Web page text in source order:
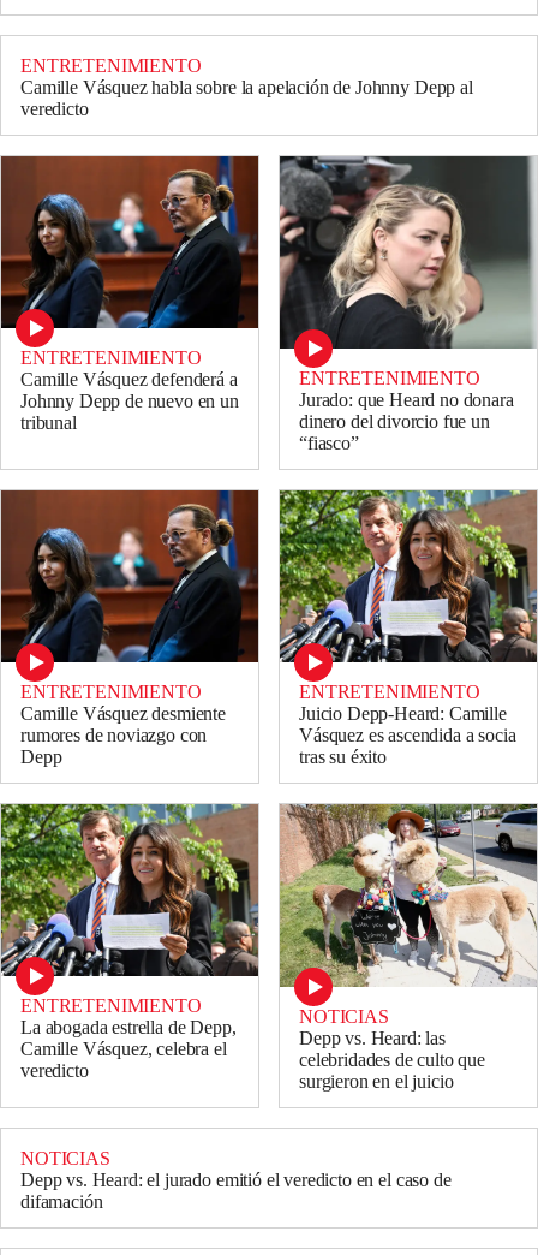
ENTRETENIMIENTO
Camille Vásquez habla sobre la apelación de Johnny Depp al
veredicto
ENTRETENIMIENTO
Camille Vásquez defenderá a
Johnny Depp de nuevo en un
tribunal
ENTRETENIMIENTO
Jurado: que Heard no donara
dinero del divorcio fue un
“fiasco”
ENTRETENIMIENTO
Camille Vásquez desmiente
rumores de noviazgo con
Depp
ENTRETENIMIENTO
Juicio Depp-Heard: Camille
Vásquez es ascendida a socia
tras su éxito
ENTRETENIMIENTO
La abogada estrella de Depp,
Camille Vásquez, celebra el
veredicto
NOTICIAS
Depp vs. Heard: las
celebridades de culto que
surgieron en el juicio
NOTICIAS
Depp vs. Heard: el jurado emitió el veredicto en el caso de
difamación